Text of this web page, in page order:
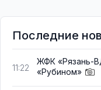
Последние
11:22
ЖФК «Рязань-
«Рубином»